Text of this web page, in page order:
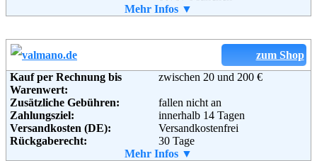
Blog ,AGB
0800 342 62 68
Weiterführende
Informationen:
AGB
Mehr Infos ▼
zum Shop
Kauf per Rechnung bis
Warenwert:
zwischen 20 und 200 €
Zusätzliche Gebühren:
fallen nicht an
Zahlungsziel:
innerhalb 14 Tagen
Versandkosten (DE):
Versandkostenfrei
Rückgaberecht:
30 Tage
Ja
Mehr Infos ▼